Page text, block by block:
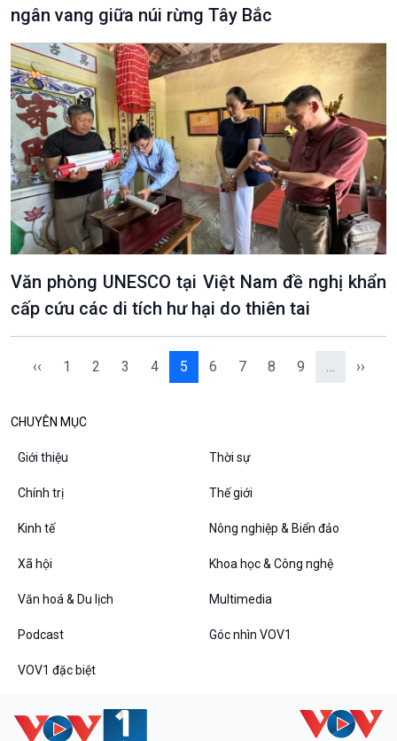
VOV1 đặc biệt
Thanh âm ký sự
Chân dung cuộc sống
Các chương trình đặc biệt
ngân vang giữa núi rừng Tây Bắc
Văn phòng UNESCO tại Việt Nam đề nghị khẩn
cấp cứu các di tích hư hại do thiên tai
‹‹ 1 2 3 4 5 6 7 8 9 … ››
CHUYÊN MỤC
Giới thiệu Thời sự
Chính trị Thế giới
Kinh tế Nông nghiệp & Biển đảo
Xã hội Khoa học & Công nghệ
Văn hoá & Du lịch Multimedia
Podcast Góc nhìn VOV1
VOV1 đặc biệt